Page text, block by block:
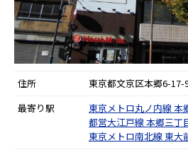
住所
東京都文京区本郷6-17-
最寄り駅
東京メトロ丸ノ内線本
都営大江戸線本郷三丁
東京メトロ南北線 東大